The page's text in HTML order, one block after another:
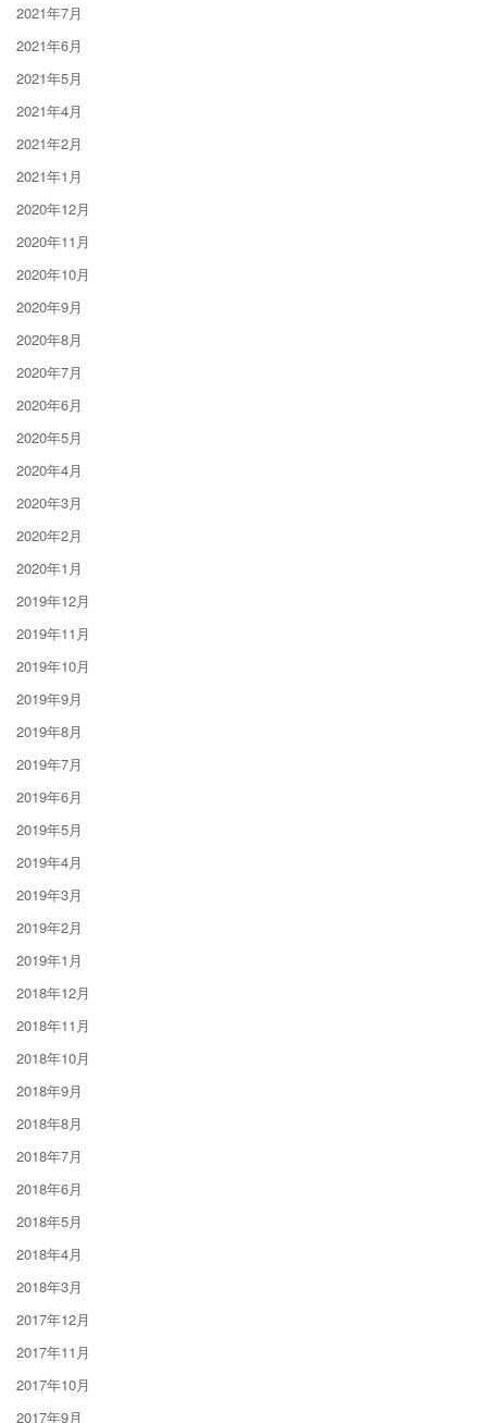
2021年7月
2021年6月
2021年5月
2021年4月
2021年2月
2021年1月
2020年12月
2020年11月
2020年10月
2020年9月
2020年8月
2020年7月
2020年6月
2020年5月
2020年4月
2020年3月
2020年2月
2020年1月
2019年12月
2019年11月
2019年10月
2019年9月
2019年8月
2019年7月
2019年6月
2019年5月
2019年4月
2019年3月
2019年2月
2019年1月
2018年12月
2018年11月
2018年10月
2018年9月
2018年8月
2018年7月
2018年6月
2018年5月
2018年4月
2018年3月
2017年12月
2017年11月
2017年10月
2017年9月